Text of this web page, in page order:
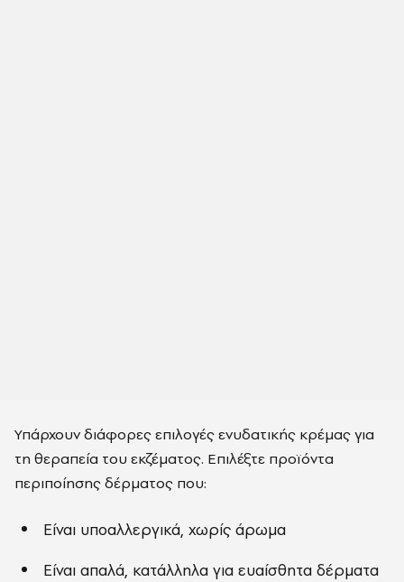
Υπάρχουν διάφορες επιλογές ενυδατικής κρέμας για
τη θεραπεία του εκζέματος. Επιλέξτε προϊόντα
περιποίησης δέρματος που:
Είναι υποαλλεργικά, χωρίς άρωμα
Είναι απαλά, κατάλληλα για ευαίσθητα δέρματα